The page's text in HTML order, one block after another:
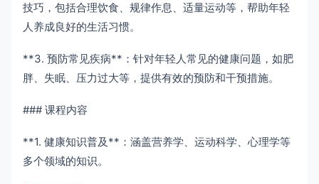
技巧，包括合理饮食、规律作息、适量运动等，帮助年轻
人养成良好的生活习惯。
**3. 预防常见疾病**：针对年轻人常见的健康问题，如肥
胖、失眠、压力过大等，提供有效的预防和干预措施。
### 课程内容
**1. 健康知识普及**：涵盖营养学、运动科学、心理学等
多个领域的知识。